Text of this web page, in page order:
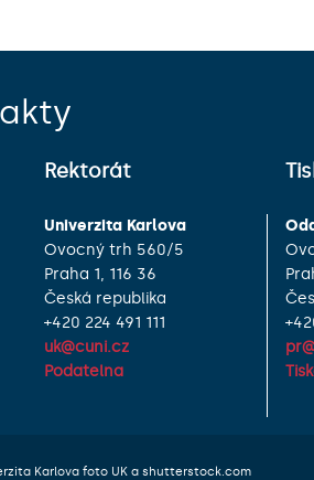
Rektorát
Univerzita Karlova
Ovocný trh 560/5
Praha 1, 116 36
Česká republika
+420 224 491 111
uk@cuni.cz
Podatelna
Karlova foto UK a shutterstock.com